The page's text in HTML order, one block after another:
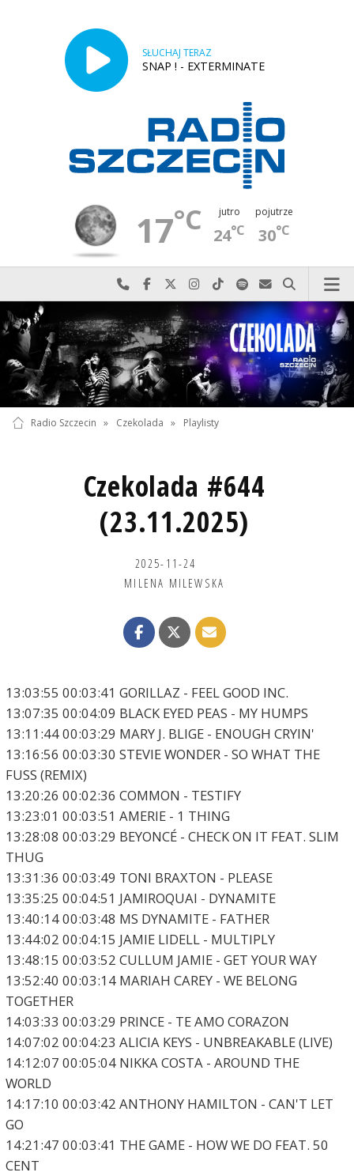
SŁUCHAJ TERAZ
SNAP ! - EXTERMINATE
17°C jutro
24°C
pojutrze
30°C
Najlepiej po prostu do nas zadzwoń
Odwiedź nas na Facebook-u
Odwiedź nas na X
Odwiedź nas na Instagram-ie
Odwiedź nas na TikTok-u
Szukaj nas na Spotify
Wyślij do nas
Szukaj
Radio Szczecin » Czekolada » Playlisty
Czekolada #644
(23.11.2025)
2025-11-24
MILENA MILEWSKA
13:03:55 00:03:41 GORILLAZ - FEEL GOOD INC.
13:07:35 00:04:09 BLACK EYED PEAS - MY HUMPS
13:11:44 00:03:29 MARY J. BLIGE - ENOUGH CRYIN'
13:16:56 00:03:30 STEVIE WONDER - SO WHAT THE
FUSS (REMIX)
13:20:26 00:02:36 COMMON - TESTIFY
13:23:01 00:03:51 AMERIE - 1 THING
13:28:08 00:03:29 BEYONCÉ - CHECK ON IT FEAT. SLIM
THUG
13:31:36 00:03:49 TONI BRAXTON - PLEASE
13:35:25 00:04:51 JAMIROQUAI - DYNAMITE
13:40:14 00:03:48 MS DYNAMITE - FATHER
13:44:02 00:04:15 JAMIE LIDELL - MULTIPLY
13:48:15 00:03:52 CULLUM JAMIE - GET YOUR WAY
13:52:40 00:03:14 MARIAH CAREY - WE BELONG
TOGETHER
14:03:33 00:03:29 PRINCE - TE AMO CORAZON
14:07:02 00:04:23 ALICIA KEYS - UNBREAKABLE (LIVE)
14:12:07 00:05:04 NIKKA COSTA - AROUND THE
WORLD
14:17:10 00:03:42 ANTHONY HAMILTON - CAN'T LET
GO
14:21:47 00:03:41 THE GAME - HOW WE DO FEAT. 50
CENT